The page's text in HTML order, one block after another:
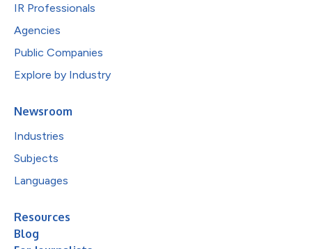
IR Professionals
Agencies
Public Companies
Explore by Industry
Newsroom
Industries
Subjects
Languages
Resources
Blog